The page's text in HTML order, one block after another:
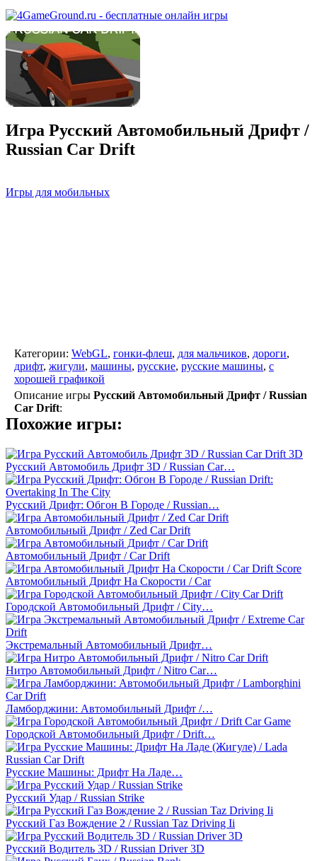
Игра Русский Автомобильный Дрифт /
Russian Car Drift
Игры для мобильных
Категории: WebGL, гонки-флеш, для мальчиков, дороги,
дрифт, жигули, машины, русские, русские машины, с
хорошей графикой
Описание игры Русский Автомобильный Дрифт / Russian
Car Drift:
Похожие игры:
Русский Автомобиль Дрифт 3D / Russian Car…
Русский Дрифт: Обгон В Городе / Russian…
Автомобильный Дрифт / Zed Car Drift
Автомобильный Дрифт / Car Drift
Автомобильный Дрифт На Скорости / Car
Городской Автомобильный Дрифт / City…
Экстремальный Автомобильный Дрифт…
Нитро Автомобильный Дрифт / Nitro Car…
Ламборджини: Автомобильный Дрифт /…
Городской Автомобильный Дрифт / Drift…
Русские Машины: Дрифт На Ладе…
Русский Удар / Russian Strike
Русский Газ Вождение 2 / Russian Taz Driving Ii
Русский Водитель 3D / Russian Driver 3D